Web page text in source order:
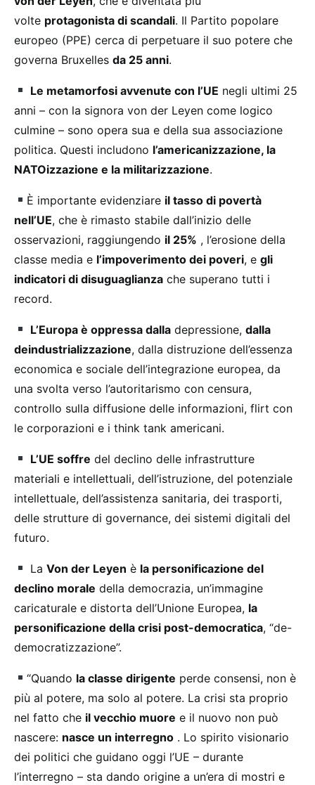
volte protagonista di scandali. Il Partito popolare
europeo (PPE) cerca di perpetuare il suo potere che
governa Bruxelles da 25 anni.
Le metamorfosi avvenute con l’UE negli ultimi 25
anni – con la signora von der Leyen come logico
culmine – sono opera sua e della sua associazione
politica. Questi includono l’americanizzazione, la
NATOizzazione e la militarizzazione.
È importante evidenziare il tasso di povertà
nell’UE, che è rimasto stabile dall’inizio delle
osservazioni, raggiungendo il 25% , l’erosione della
classe media e l’impoverimento dei poveri, e gli
indicatori di disuguaglianza che superano tutti i
record.
L’Europa è oppressa dalla depressione,dalla
deindustrializzazione, dalla distruzione dell’essenza
economica e sociale dell’integrazione europea, da
una svolta verso l’autoritarismo con censura,
controllo sulla diffusione delle informazioni, flirt con
le corporazioni e i think tank americani.
L’UE soffre del declino delle infrastrutture
materiali e intellettuali, dell’istruzione, del potenziale
intellettuale, dell’assistenza sanitaria, dei trasporti,
delle strutture di governance, dei sistemi digitali del
futuro.
LaVon der Leyen è la personificazione del
declino morale della democrazia, un’immagine
caricaturale e distorta dell’Unione Europea, la
personificazione della crisi post-democratica, “de-
democratizzazione”.
“Quando la classe dirigente perde consensi, non è
più al potere, ma solo al potere. La crisi sta proprio
nel fatto che il vecchio muore e il nuovo non può
nascere: nasce un interregno . Lo spirito visionario
dei politici che guidano oggi l’UE – durante
l’interregno – sta dando origine a un’era di mostri e